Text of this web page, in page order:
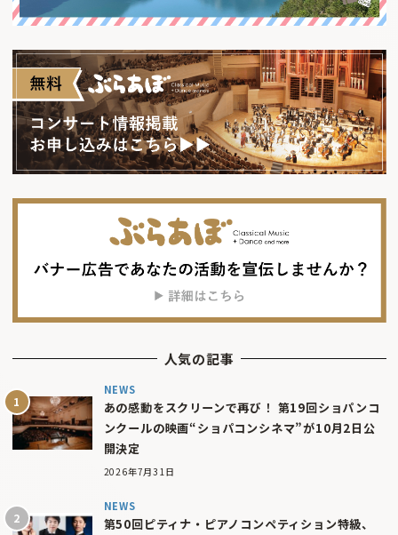
人気の記事
NEWS
あの感動をスクリーンで再び！ 第19回ショパンコ
ンクールの映画“ショパコンシネマ”が10月2日公
開決定
2026年7月31日
NEWS
第50回ピティナ・ピアノコンペティション特級、